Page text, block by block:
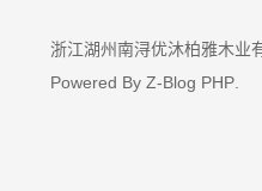
浙江湖州南浔优沐柏雅木业
Powered By Z-Blog PHP